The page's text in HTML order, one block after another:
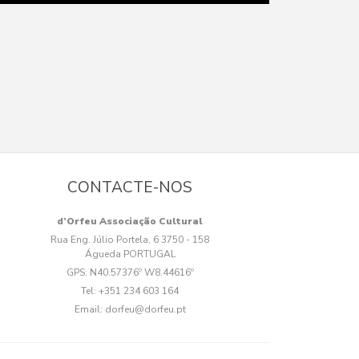
CONTACTE-NOS
d’Orfeu Associação Cultural
Rua Eng. Júlio Portela, 6 3750 - 158
Águeda PORTUGAL
GPS: N40.57376º W8.44616º
Tel:+351 234 603 164
Email: dorfeu@dorfeu.pt